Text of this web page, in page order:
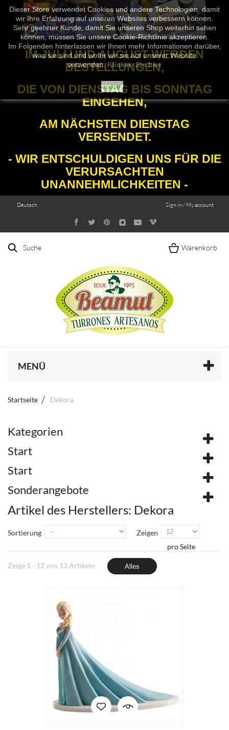
Dieser Store verwendet Cookies und andere Technologien, damit
wir Ihre Erfahrung auf unseren Websites verbessern können.
Sehr geehrter Kunde, damit Sie unseren Shop weiterhin sehen
können, müssen Sie unsere Cookie-Richtlinie akzeptieren.
Im Folgenden hinterlassen wir Ihnen mehr Informationen darüber,
was sie sind und wofür wir sie auf unserer Website
verwenden.Klicken Sie hier
close
IM JULI UND AUGUST WERDEN
BESTELLUNGEN,
DIE VON DIENSTAG BIS SONNTAG
EINGEHEN,
AM NÄCHSTEN DIENSTAG
VERSENDET.
- WIR ENTSCHULDIGEN UNS FÜR DIE
VERURSACHTEN
UNANNEHMLICHKEITEN -
Sign in / My account
Deutsch
Suche Warenkorb
MENÜ
Startseite Dekora
Kategorien
Start
Start
Sonderangebote
Artikel des Herstellers: Dekora
Sortierung
Zeigen
pro Seite
Zeige 1 - 12 von 13 Artikeln Alles